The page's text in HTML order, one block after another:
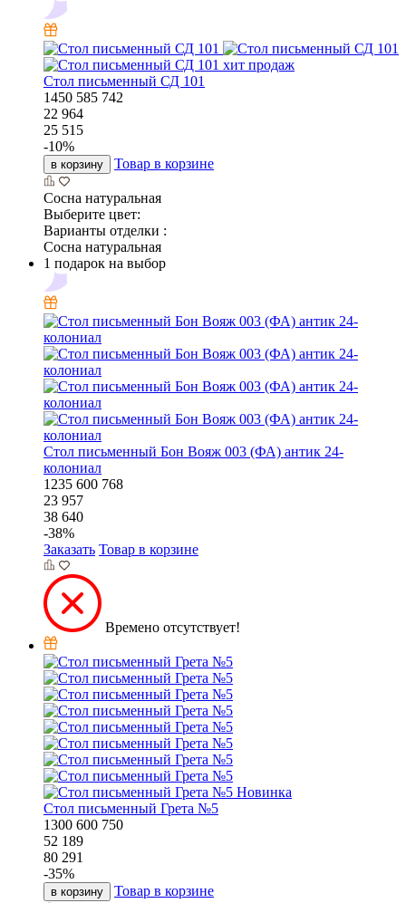
хит продаж
Стол письменный СД 101
1450 585 742
22 964
25 515
-10%
в корзину Товар в корзине
Сосна натуральная
Выберите цвет:
Варианты отделки :
Сосна натуральная
1 подарок на выбор
Стол письменный Бон Вояж 003 (ФА) антик 24-
колониал
1235 600 768
23 957
38 640
-38%
Заказать Товар в корзине
Времено отсутствует!
Новинка
Стол письменный Грета №5
1300 600 750
52 189
80 291
-35%
в корзину Товар в корзине